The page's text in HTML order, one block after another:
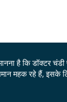
है कि डॉक्टर चंडी
महक रहे हैं, इसके